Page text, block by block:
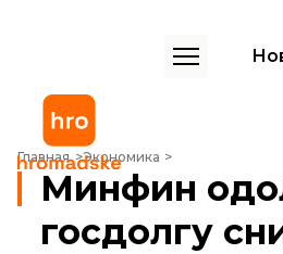
Главная Экономика
Минфин одолжил 1,33 млрд грн ($55
Минфин
госдолгу